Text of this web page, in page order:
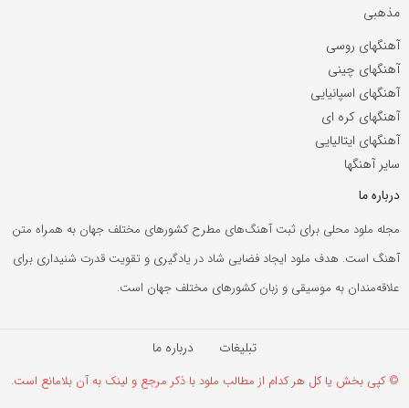
مذهبی
آهنگهای روسی
آهنگهای چینی
آهنگهای اسپانیایی
آهنگهای کره ای
آهنگهای ایتالیایی
سایر آهنگها
درباره ما
مجله ملود محلی برای ثبت آهنگ‌های مطرح کشورهای مختلف جهان به همراه متن
آهنگ است. هدف ملود ایجاد فضایی شاد در یادگیری و تقویت قدرت شنیداری برای
علاقه‌مندان به موسیقی و زبان کشورهای مختلف جهان است.
تبلیغات درباره ما
© کپی بخش یا کل هر کدام از مطالب ملود با ذکر مرجع و لینک به آن بلامانع است.